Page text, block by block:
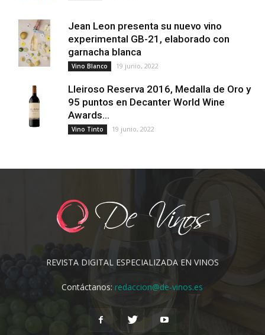
Jean Leon presenta su nuevo vino
experimental GB-21, elaborado con
garnacha blanca
Vino Blanco 19 junio, 2022
Lleiroso Reserva 2016, Medalla de Oro y
95 puntos en Decanter World Wine
Awards...
Vino Tinto 19 junio, 2022
REVISTA DIGITAL ESPECIALIZADA EN VINOS
Contáctanos:redaccion@de-vinos.es